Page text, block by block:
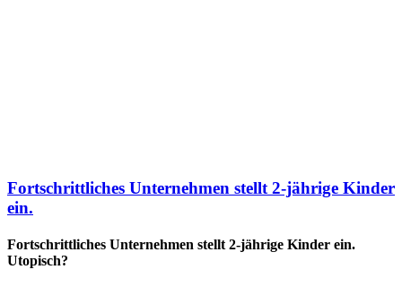
Fortschrittliches Unternehmen stellt 2-jährige Kinder
ein.
Fortschrittliches Unternehmen stellt 2-jährige Kinder ein.
Utopisch?